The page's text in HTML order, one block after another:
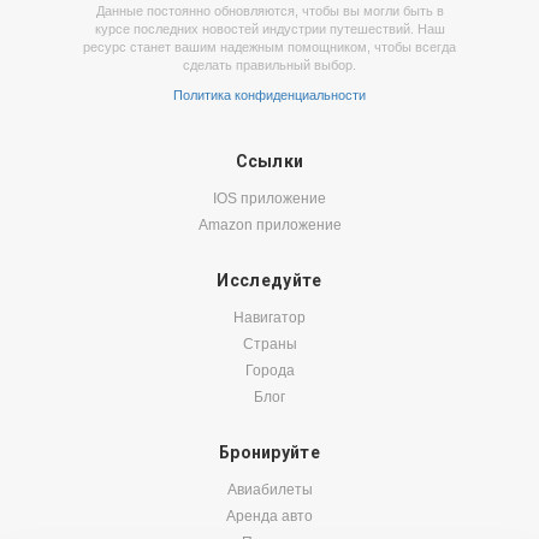
Данные постоянно обновляются, чтобы вы могли быть в
курсе последних новостей индустрии путешествий. Наш
ресурс станет вашим надежным помощником, чтобы всегда
сделать правильный выбор.
Политика конфиденциальности
Ссылки
IOS приложение
Amazon приложение
Исследуйте
Навигатор
Страны
Города
Блог
Бронируйте
Авиабилеты
Аренда авто